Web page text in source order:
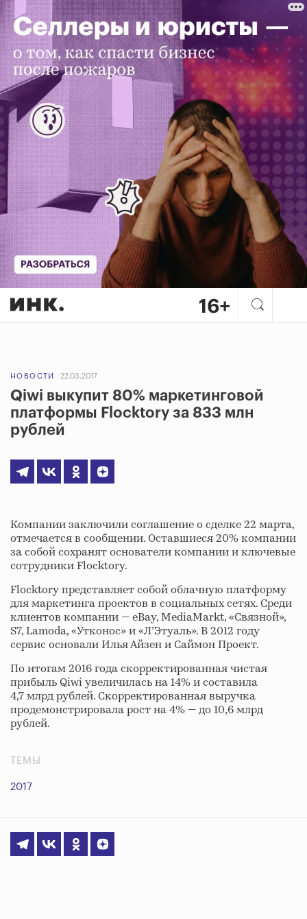
НОВОСТИ 22.03.2017
Qiwi выкупит 80% маркетинговой
платформы Flocktory за 833 млн
рублей
Компании заключили соглашение о сделке 22 марта,
отмечается в сообщении. Оставшиеся 20% компании
за собой сохранят основатели компании и ключевые
сотрудники Flocktory.
Flocktory представляет собой облачную платформу
для маркетинга проектов в социальных сетях. Среди
клиентов компании — eBay, MediaMarkt, «Связной»,
S7, Lamoda, «Утконос» и «Л’Этуаль». В 2012 году
сервис основали Илья Айзен и Саймон Проект.
По итогам 2016 года скорректированная чистая
прибыль Qiwi увеличилась на 14% и составила
4,7 млрд рублей. Скорректированная выручка
продемонстрировала рост на 4% — до 10,6 млрд
рублей.
ТЕМЫ
2017